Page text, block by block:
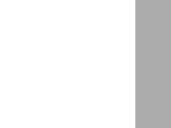
(incl. btw), exclusief
informatie over de
installatiekosten kunt u
/ agent. De
kennisgeving